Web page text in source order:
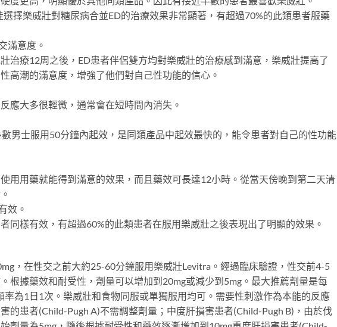
擇樂威壯對糖尿病合並ED的治療效果非常顯著，有超過70%的此類患者服藥
滿意度。
治療12周之後，ED患者伴侶雙方均對樂威壯的治療感到滿意，樂威壯提高了
高潮的滿意度，增強了他們對自己性功能的信心。
應大多很輕微，通常會在短時間內消失。
男士服用50分鐘內起效，是同類產品中起效最快的，能令患者對自己的性功能
用用藥就能得到滿意的效果，而且藥效可長達12小時。從當天傍晚到第二天清
效。
同樣有效，有超過60%的此類患者在服用樂威壯之後表現出了明顯的效果。
，在性交之前大約25-60分鐘服用樂威壯Levitra。經過臨床驗證，性交前4-5
根據藥效和耐受性，劑量可以增加到20mg或減少到5mg。最大推薦劑量是每
率為1日1次。樂威壯和食物同服或單獨服用均可。需要性刺激作為本能的反應
的患者(Child-Pugh A)不需調整劑量；中度肝損害患者(Child-Pugh B)，由於伐